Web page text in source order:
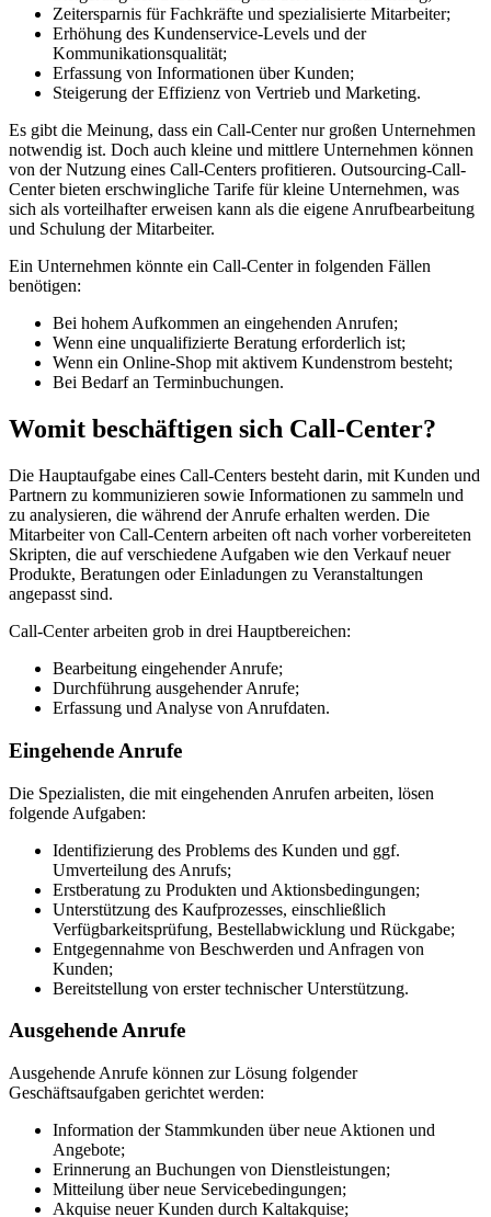
Zeitersparnis für Fachkräfte und spezialisierte Mitarbeiter;
Erhöhung des Kundenservice-Levels und der
Kommunikationsqualität;
Erfassung von Informationen über Kunden;
Steigerung der Effizienz von Vertrieb und Marketing.
Es gibt die Meinung, dass ein Call-Center nur großen Unternehmen
notwendig ist. Doch auch kleine und mittlere Unternehmen können
von der Nutzung eines Call-Centers profitieren. Outsourcing-Call-
Center bieten erschwingliche Tarife für kleine Unternehmen, was
sich als vorteilhafter erweisen kann als die eigene Anrufbearbeitung
und Schulung der Mitarbeiter.
Ein Unternehmen könnte ein Call-Center in folgenden Fällen
benötigen:
Bei hohem Aufkommen an eingehenden Anrufen;
Wenn eine unqualifizierte Beratung erforderlich ist;
Wenn ein Online-Shop mit aktivem Kundenstrom besteht;
Bei Bedarf an Terminbuchungen.
Womit beschäftigen sich Call-Center?
Die Hauptaufgabe eines Call-Centers besteht darin, mit Kunden und
Partnern zu kommunizieren sowie Informationen zu sammeln und
zu analysieren, die während der Anrufe erhalten werden. Die
Mitarbeiter von Call-Centern arbeiten oft nach vorher vorbereiteten
Skripten, die auf verschiedene Aufgaben wie den Verkauf neuer
Produkte, Beratungen oder Einladungen zu Veranstaltungen
angepasst sind.
Call-Center arbeiten grob in drei Hauptbereichen:
Bearbeitung eingehender Anrufe;
Durchführung ausgehender Anrufe;
Erfassung und Analyse von Anrufdaten.
Eingehende Anrufe
Die Spezialisten, die mit eingehenden Anrufen arbeiten, lösen
folgende Aufgaben:
Identifizierung des Problems des Kunden und ggf.
Umverteilung des Anrufs;
Erstberatung zu Produkten und Aktionsbedingungen;
Unterstützung des Kaufprozesses, einschließlich
Verfügbarkeitsprüfung, Bestellabwicklung und Rückgabe;
Entgegennahme von Beschwerden und Anfragen von
Kunden;
Bereitstellung von erster technischer Unterstützung.
Ausgehende Anrufe
Ausgehende Anrufe können zur Lösung folgender
Geschäftsaufgaben gerichtet werden:
Information der Stammkunden über neue Aktionen und
Angebote;
Erinnerung an Buchungen von Dienstleistungen;
Mitteilung über neue Servicebedingungen;
Akquise neuer Kunden durch Kaltakquise;